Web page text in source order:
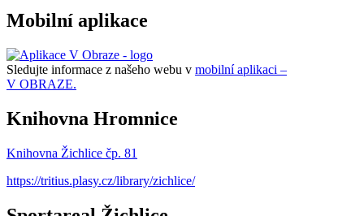
Mobilní aplikace
Sledujte informace z našeho webu v mobilní aplikaci –
V OBRAZE.
Knihovna Hromnice
Knihovna Žichlice čp. 81
https://tritius.plasy.cz/library/zichlice/